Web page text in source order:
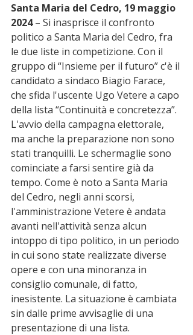
Santa Maria del Cedro, 19 maggio
2024 – Si inasprisce il confronto
politico a Santa Maria del Cedro, fra
le due liste in competizione. Con il
gruppo di “Insieme per il futuro” c'è il
candidato a sindaco Biagio Farace,
che sfida l'uscente Ugo Vetere a capo
della lista “Continuità e concretezza”.
L'avvio della campagna elettorale,
ma anche la preparazione non sono
stati tranquilli. Le schermaglie sono
cominciate a farsi sentire già da
tempo. Come è noto a Santa Maria
del Cedro, negli anni scorsi,
l'amministrazione Vetere è andata
avanti nell'attività senza alcun
intoppo di tipo politico, in un periodo
in cui sono state realizzate diverse
opere e con una minoranza in
consiglio comunale, di fatto,
inesistente. La situazione è cambiata
sin dalle prime avvisaglie di una
presentazione di una lista.